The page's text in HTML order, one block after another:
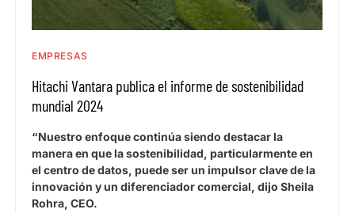
EMPRESAS
Hitachi Vantara publica el informe de sostenibilidad
mundial 2024
“Nuestro enfoque continúa siendo destacar la
manera en que la sostenibilidad, particularmente en
el centro de datos, puede ser un impulsor clave de la
innovación y un diferenciador comercial, dijo Sheila
Rohra, CEO.